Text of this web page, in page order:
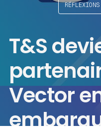
T&S
Vector